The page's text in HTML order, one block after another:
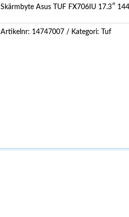
Skärmbyte Asus TUF FX706IU 17.3″
Artikelnr: 14747007 Kategori: Tuf